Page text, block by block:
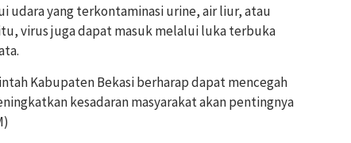
udara yang terkontaminasi urine, air liur, atau
virus juga dapat masuk melalui luka terbuka
Kabupaten Bekasi berharap dapat mencegah
kesadaran masyarakat akan pentingnya